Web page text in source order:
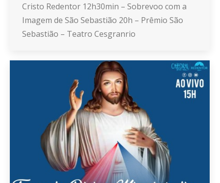
Cristo Redentor 12h30min – Sobrevoo com a
Imagem de São Sebastião 20h – Prêmio São
Sebastião – Teatro Cesgranrio